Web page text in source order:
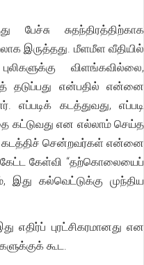
சுதந்திரத்திற்காக
இருத்தது. மீளமீள வீதியில்
விளங்கவில்லை,
தடுப்பது என்பதில் என்னை
கடத்துவது, எப்படி
கட்டுவது என எல்லாம் செய்த
கடத்திச் சென்றவர்கள் என்னை
கேட்ட கேள்வி “தற்கொலையைப்
கல்வெட்டுக்கு முந்திய
புரட்சிகரமானது என
கூட.